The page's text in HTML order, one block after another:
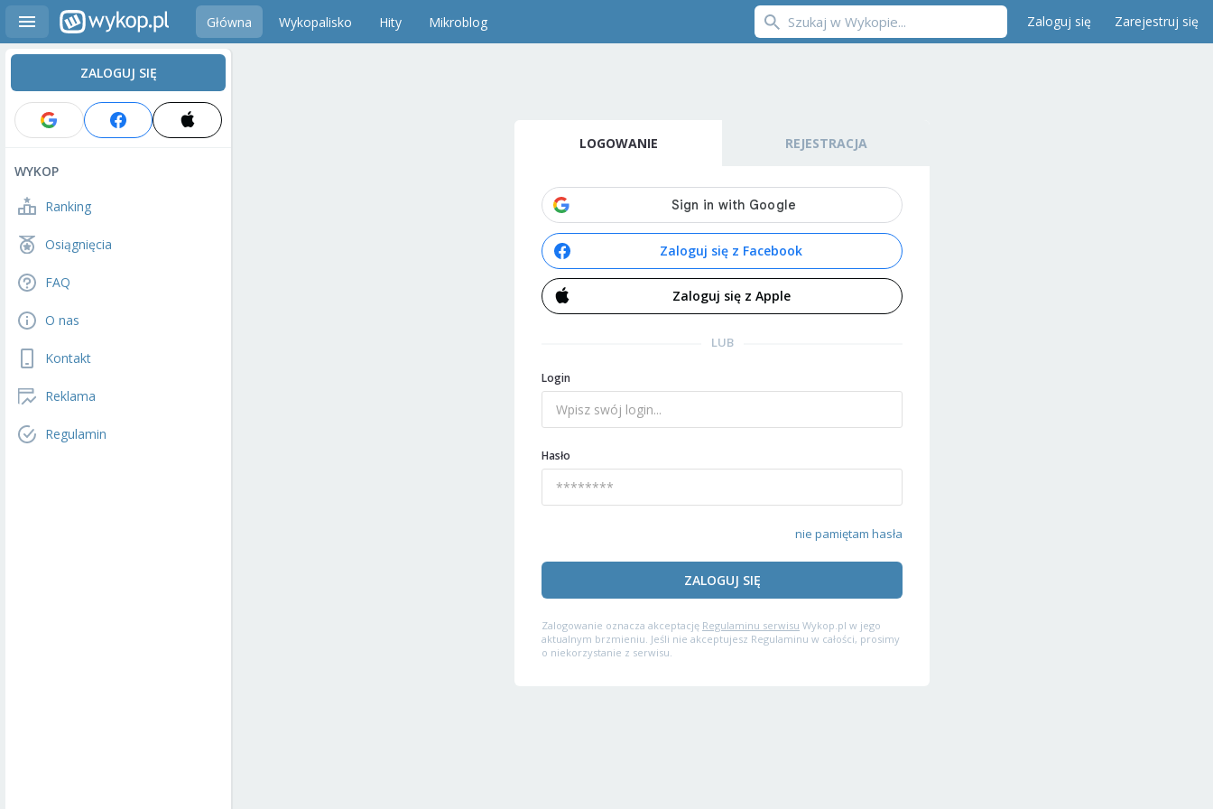
Główna Wykopalisko Hity Mikroblog Zaloguj się Zarejestruj się
ZALOGUJ SIĘ
WYKOP
Ranking
Osiągnięcia
FAQ
O nas
Kontakt
Reklama
Regulamin
LOGOWANIE REJESTRACJA
Zaloguj się z Facebook
Zaloguj się z Apple
LUB
Login
Hasło
nie pamiętam hasła
ZALOGUJ SIĘ
Zalogowanie oznacza akceptację Regulaminu serwisu Wykop.pl w jego
aktualnym brzmieniu. Jeśli nie akceptujesz Regulaminu w całości, prosimy
o niekorzystanie z serwisu.